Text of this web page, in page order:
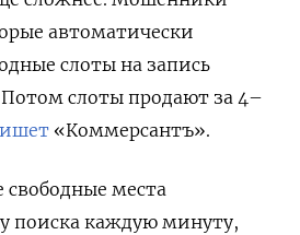
автоматически
слоты на запись
слоты продают за 4–
«Коммерсантъ».
места
поиска каждую минуту,